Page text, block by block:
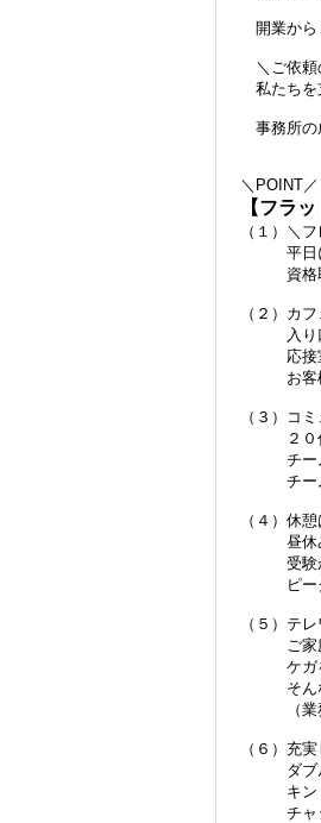
開業から
＼ご依頼
私たちを
事務所の
＼POINT／
【フラ
（１）＼
平日に休
資格取得
（２）カ
入り口に
応接室は
お客様も
（３）コ
２０代～
チームワ
チームの
（４）休
昼休み時
受験が近
ピークの
（５）テ
ご家庭の
ケガを
そんな時
（業務に
（６）充
ダブルモ
キント
チャット